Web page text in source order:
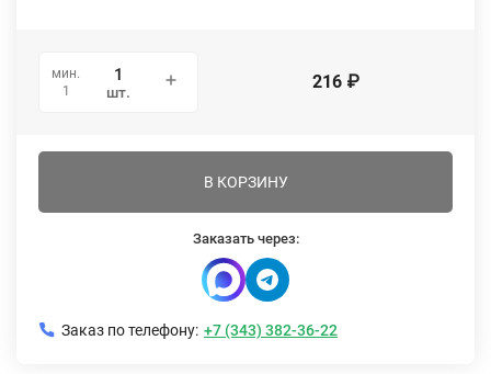
мин.
1
шт. 216 ₽
В КОРЗИНУ
Заказать через:
Заказ по телефону: +7 (343) 382-36-22